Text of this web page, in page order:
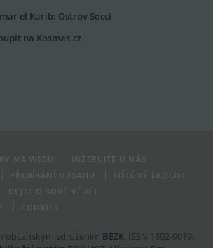
el Karib: Ostrov Socci
na Kosmas.cz
NA WEBU
INZERUJTE U NÁS
PŘEBÍRÁNÍ OBSAHU
TIŠTĚNÝ EKOLIST
DEJTE O SOBĚ VĚDĚT
COOKIES
občanským sdružením BEZK . ISSN 1802-9019.